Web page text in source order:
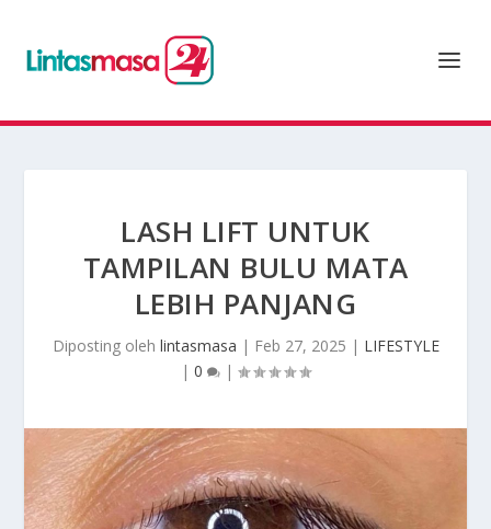
LASH LIFT UNTUK
TAMPILAN BULU MATA
LEBIH PANJANG
Diposting oleh lintasmasa | Feb 27, 2025 | LIFESTYLE
| 0 |